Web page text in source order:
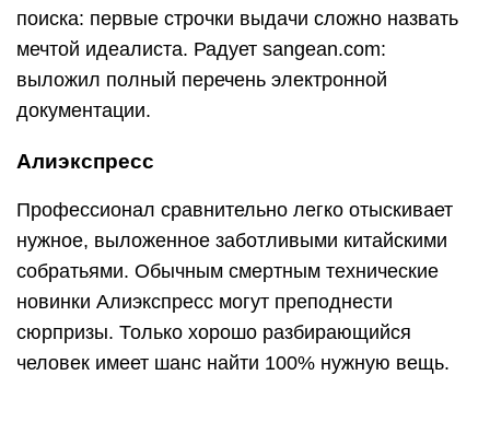
поиска: первые строчки выдачи сложно назвать
мечтой идеалиста. Радует sangean.com:
выложил полный перечень электронной
документации.
Алиэкспресс
Профессионал сравнительно легко отыскивает
нужное, выложенное заботливыми китайскими
собратьями. Обычным смертным технические
новинки Алиэкспресс могут преподнести
сюрпризы. Только хорошо разбирающийся
человек имеет шанс найти 100% нужную вещь.